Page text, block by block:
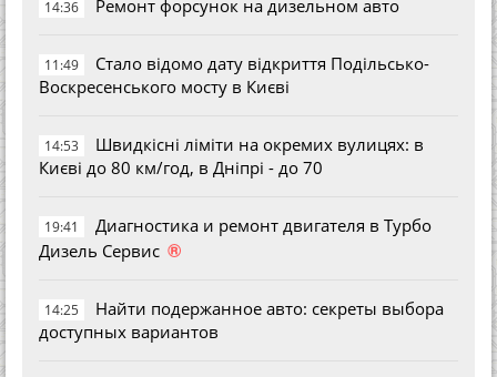
14:36 Ремонт форсунок на дизельном авто
11:49
Стало відомо дату відкриття Подільсько-
Воскресенського мосту в Києві
14:53
Швидкісні ліміти на окремих вулицях: в
Києві до 80 км/год, в Дніпрі - до 70
19:41
Диагностика и ремонт двигателя в Турбо
Дизель Сервис ®
14:25
Найти подержанное авто: секреты выбора
доступных вариантов